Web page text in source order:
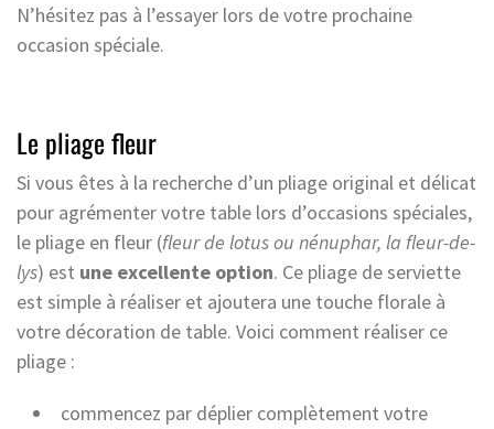
N’hésitez pas à l’essayer lors de votre prochaine
occasion spéciale.
Le pliage fleur
Si vous êtes à la recherche d’un pliage original et délicat
pour agrémenter votre table lors d’occasions spéciales,
le pliage en fleur (fleur de lotus ou nénuphar, la fleur-de-
lys) est une excellente option. Ce pliage de serviette
est simple à réaliser et ajoutera une touche florale à
votre décoration de table. Voici comment réaliser ce
pliage :
commencez par déplier complètement votre